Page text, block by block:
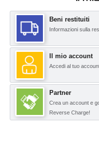
Beni restituiti
Informazioni sulla
Il mio account
Accedi al tuo
Partner
Crea un account e
Reverse Charge!